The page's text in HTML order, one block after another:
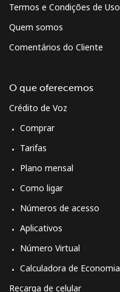
Termos e Condições de Uso
Quem somos
Comentários do Cliente
O que oferecemos
Crédito de Voz
Comprar
Tarifas
Plano mensal
Como ligar
Números de acesso
Aplicativos
Número Virtual
Calculadora de Economia
Recarga de celular